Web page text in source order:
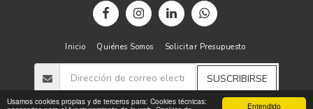
Entendido
Usamos cookies propias y de terceros para: Cookies técnicas:
Inicio Quiénes Somos Solicitar Presupuesto
SUSCRIBIRSE